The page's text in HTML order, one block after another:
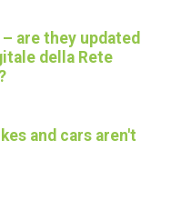
are they updated
della Rete
and cars aren't